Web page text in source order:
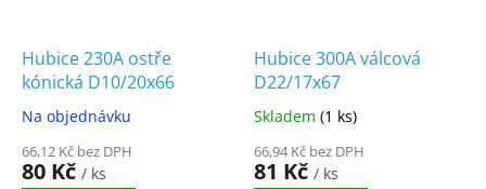
Hubice 230A ostře
kónická D10/20x66
Na objednávku
66,12 Kč bez DPH
80 Kč / ks
Hubice 300A válcová
D22/17x67
Skladem (1 ks)
66,94 Kč bez DPH
81 Kč / ks